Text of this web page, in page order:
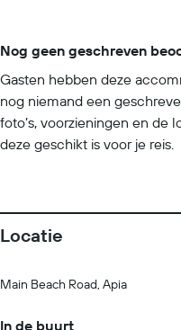
Nog geen geschreven
Gasten hebben deze
nog niemand een
foto’s, voorzieningen en de
deze geschikt is voor je reis.
Locatie
Main Beach Road, Apia
In de buurt